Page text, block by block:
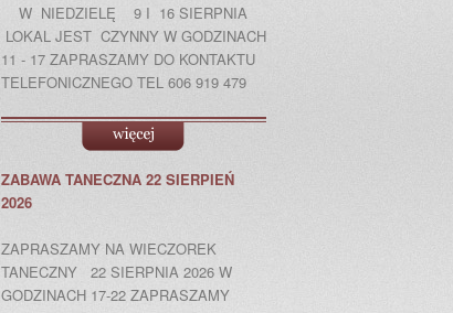
W NIEDZIELĘ 9 I 16 SIERPNIA
LOKAL JEST CZYNNY W GODZINACH
11 - 17 ZAPRASZAMY DO KONTAKTU
TELEFONICZNEGO TEL 606 919 479
ZABAWA TANECZNA 22 SIERPIEŃ
2026
ZAPRASZAMY NA WIECZOREK
TANECZNY 22 SIERPNIA 2026 W
GODZINACH 17-22 ZAPRASZAMY